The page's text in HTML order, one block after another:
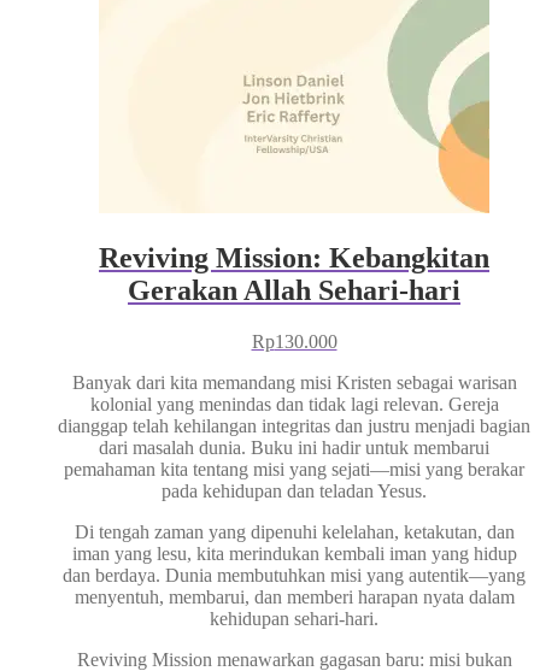
Reviving Mission: Kebangkitan
Gerakan Allah Sehari-hari
Rp130.000
Banyak dari kita memandang misi Kristen sebagai warisan
kolonial yang menindas dan tidak lagi relevan. Gereja
dianggap telah kehilangan integritas dan justru menjadi bagian
dari masalah dunia. Buku ini hadir untuk membarui
pemahaman kita tentang misi yang sejati—misi yang berakar
pada kehidupan dan teladan Yesus.
Di tengah zaman yang dipenuhi kelelahan, ketakutan, dan
iman yang lesu, kita merindukan kembali iman yang hidup
dan berdaya. Dunia membutuhkan misi yang autentik—yang
menyentuh, membarui, dan memberi harapan nyata dalam
kehidupan sehari-hari.
Reviving Mission menawarkan gagasan baru: misi bukan